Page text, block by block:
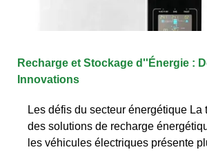
Recharge et Stockage d''Énergie :
Innovations
Les défis du secteur énergétique La
des solutions de recharge
les véhicules électriques présente